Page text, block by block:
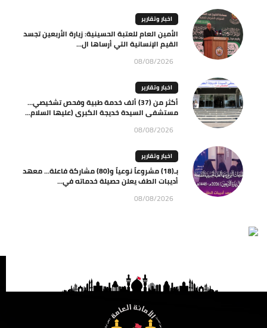
اخبار وتقارير
الأمين العام للعتبة الحسينية: زيارة الأربعين تجسد
القيم الإنسانية التي أرساها ال...
08/08/2026
اخبار وتقارير
أكثر من (37) ألف خدمة طبية وفحص تشخيصي…
مستشفى السيدة خديجة الكبرى (عليها السلام...
08/08/2026
اخبار وتقارير
بـ(18) مشروعاً نوعياً و(80) مشاركة فاعلة… معهد
أديبات الطف يعلن حصيلة خدماته في...
08/08/2026